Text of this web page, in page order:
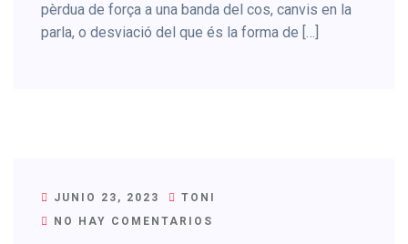
pèrdua de força a una banda del cos, canvis en la
parla, o desviació del que és la forma de […]
JUNIO 23, 2023
TONI
NO HAY COMENTARIOS